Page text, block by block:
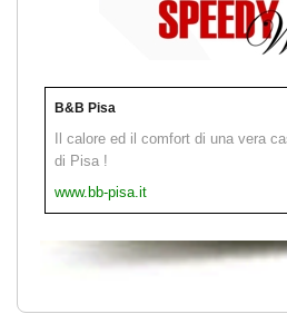
B&B Pisa
Il calore ed il comfort di una vera
di Pisa !
www.bb-pisa.it